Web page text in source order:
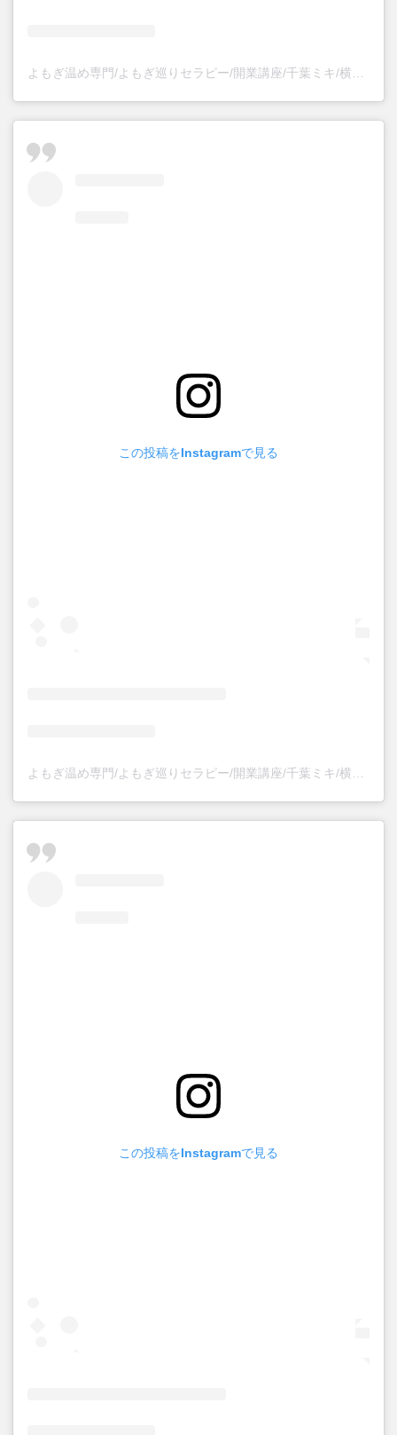
この投稿をInstagramで見る
よもぎ温め専門/よもぎ巡りセラピー/開業講座/千葉ミキ/横浜(@mikichiba53)がシェアした投稿
この投稿をInstagramで見る